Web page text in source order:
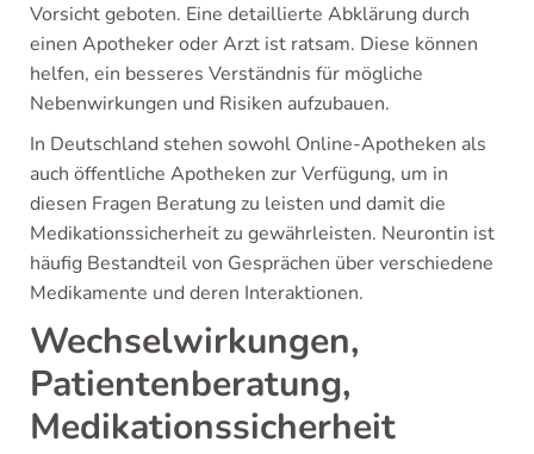
Vorsicht geboten. Eine detaillierte Abklärung durch
einen Apotheker oder Arzt ist ratsam. Diese können
helfen, ein besseres Verständnis für mögliche
Nebenwirkungen und Risiken aufzubauen.
In Deutschland stehen sowohl Online-Apotheken als
auch öffentliche Apotheken zur Verfügung, um in
diesen Fragen Beratung zu leisten und damit die
Medikationssicherheit zu gewährleisten. Neurontin ist
häufig Bestandteil von Gesprächen über verschiedene
Medikamente und deren Interaktionen.
Wechselwirkungen,
Patientenberatung,
Medikationssicherheit